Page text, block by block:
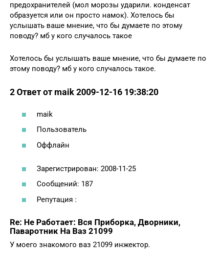
предохранителей (мол морозы ударили. конденсат
образуется или он просто намок). Хотелось бы
услышать ваше мнение, что бы думаете по этому
поводу? мб у кого случалось такое
Хотелось бы услышать ваше мнение, что бы думаете по
этому поводу? мб у кого случалось такое.
2 Ответ от maik 2009-12-16 19:38:20
maik
Пользователь
Оффлайн
Зарегистрирован: 2008-11-25
Сообщений: 187
Репутация :
Re: Не Работает: Вся Приборка, Дворники,
Паваротник На Ваз 21099
У моего знакомого ваз 21099 инжектор.